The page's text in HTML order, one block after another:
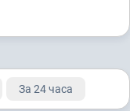
За 24 часа